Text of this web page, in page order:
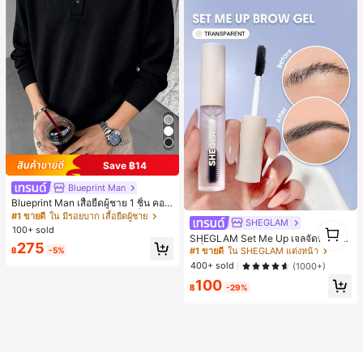
Save ฿14
Blueprint Man
Blueprint Man เสื้อยืดผู้ชาย 1 ชิ้น คอเ
ฮนลีย์ ผ้าถักลายวาฟเฟิล คอวีเล็ก ทรงห
ลวม บาง ระบายอากาศได้ดี ใส่สบาย มี
กระดุม สไตล์ Old Money ทรงยุโรป ไซ
ส์ใหญ่กว่าปกติ กรุณาเลือกไซส์เล็กลงเพื่
#1 ขายดี ใน มีรอยบาก เสื้อยืดผู้ชาย
100+ sold
฿275 -5%
SHEGLAM
SHEGLAM Set Me Up เจลจัดทรงคิ้ว
เครื่องสำอางแบรนด์ความงามและเมค
อัพสำหรับผู้หญิงและเด็กผู้หญิง
#1 ขายดี ใน SHEGLAM แต่งหน้า
400+ sold
(1000+)
฿100 -29%
1